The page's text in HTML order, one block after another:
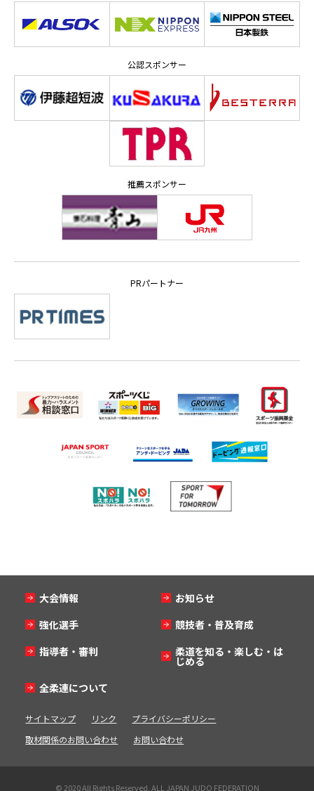
公認スポンサー
推薦スポンサー
PRパートナー
大会情報
お知らせ
強化選手
競技者・普及育成
指導者・審判
柔道を知る・楽しむ・は
じめる
全柔連について
サイトマップ リンク
プライバシーポリシー
取材関係のお問い合わせ
お問い合わせ
© 2020 All Rights Reserved. ALL JAPAN JUDO FEDERATION